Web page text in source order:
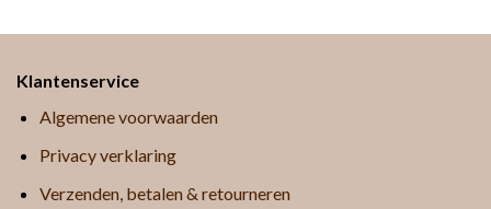
Klantenservice
Algemene voorwaarden
Privacy verklaring
Verzenden, betalen & retourneren